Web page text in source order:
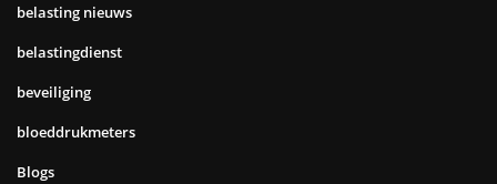
belasting nieuws
belastingdienst
beveiliging
bloeddrukmeters
Blogs